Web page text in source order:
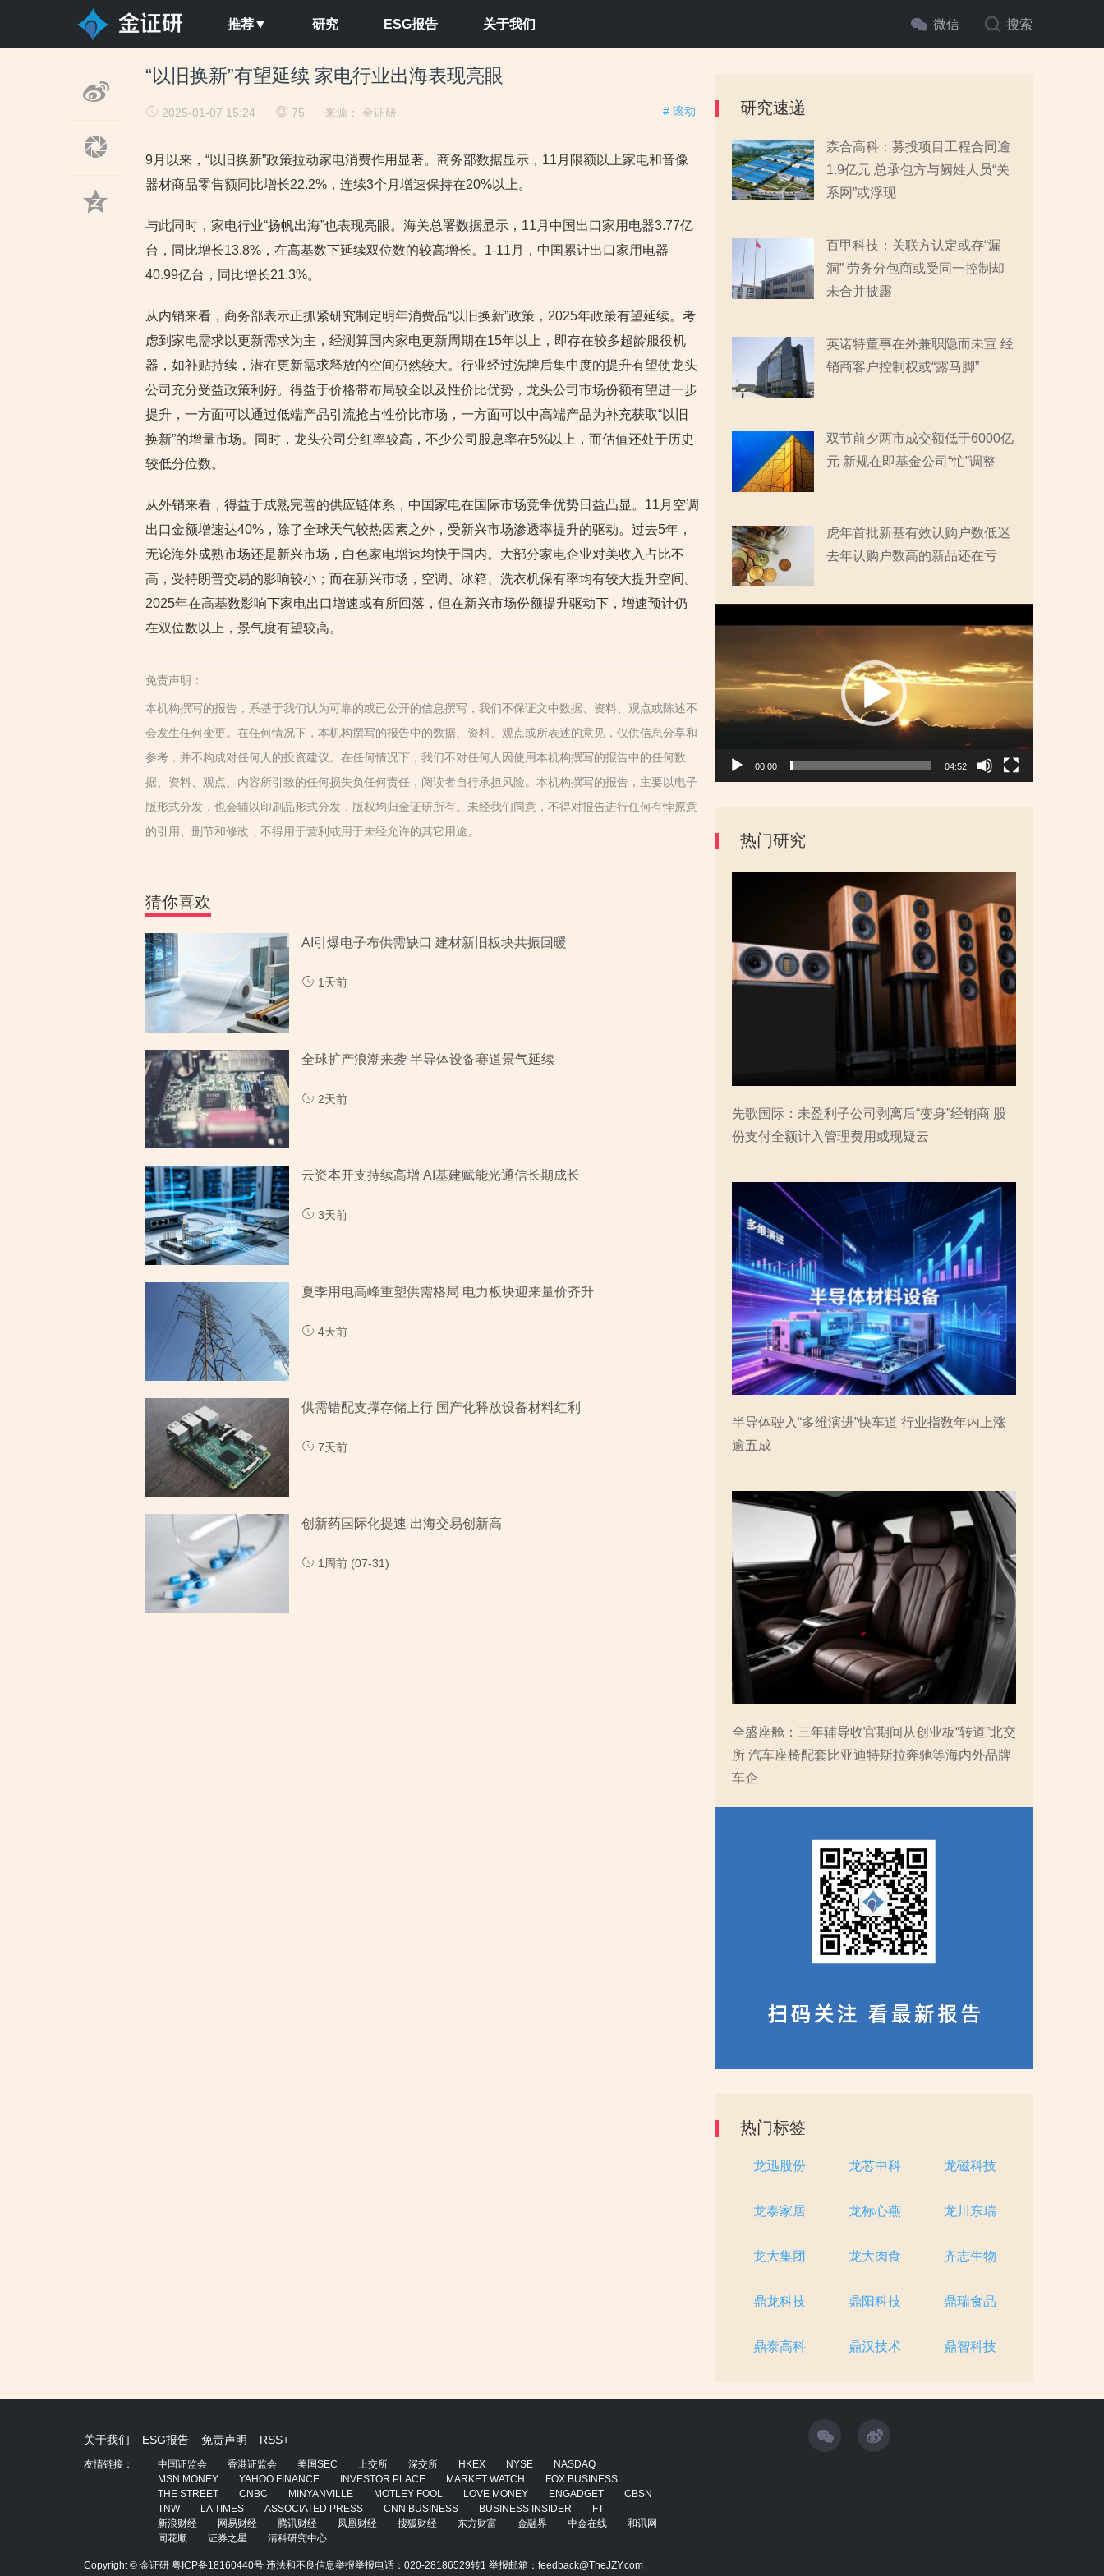
推荐▼ 研究 ESG报告 关于我们 微信 搜索
“以旧换新”有望延续 家电行业出海表现亮眼
# 滚动
2025-01-07 15:24 75 来源： 金证研
9月以来，“以旧换新”政策拉动家电消费作用显著。商务部数据显示，11月限额以上家电和音像
器材商品零售额同比增长22.2%，连续3个月增速保持在20%以上。
与此同时，家电行业“扬帆出海”也表现亮眼。海关总署数据显示，11月中国出口家用电器3.77亿
台，同比增长13.8%，在高基数下延续双位数的较高增长。1-11月，中国累计出口家用电器
40.99亿台，同比增长21.3%。
从内销来看，商务部表示正抓紧研究制定明年消费品“以旧换新”政策，2025年政策有望延续。考
虑到家电需求以更新需求为主，经测算国内家电更新周期在15年以上，即存在较多超龄服役机
器，如补贴持续，潜在更新需求释放的空间仍然较大。行业经过洗牌后集中度的提升有望使龙头
公司充分受益政策利好。得益于价格带布局较全以及性价比优势，龙头公司市场份额有望进一步
提升，一方面可以通过低端产品引流抢占性价比市场，一方面可以中高端产品为补充获取“以旧
换新”的增量市场。同时，龙头公司分红率较高，不少公司股息率在5%以上，而估值还处于历史
较低分位数。
从外销来看，得益于成熟完善的供应链体系，中国家电在国际市场竞争优势日益凸显。11月空调
出口金额增速达40%，除了全球天气较热因素之外，受新兴市场渗透率提升的驱动。过去5年，
无论海外成熟市场还是新兴市场，白色家电增速均快于国内。大部分家电企业对美收入占比不
高，受特朗普交易的影响较小；而在新兴市场，空调、冰箱、洗衣机保有率均有较大提升空间。
2025年在高基数影响下家电出口增速或有所回落，但在新兴市场份额提升驱动下，增速预计仍
在双位数以上，景气度有望较高。
免责声明：
本机构撰写的报告，系基于我们认为可靠的或已公开的信息撰写，我们不保证文中数据、资料、观点或陈述不
会发生任何变更。在任何情况下，本机构撰写的报告中的数据、资料、观点或所表述的意见，仅供信息分享和
参考，并不构成对任何人的投资建议。在任何情况下，我们不对任何人因使用本机构撰写的报告中的任何数
据、资料、观点、内容所引致的任何损失负任何责任，阅读者自行承担风险。本机构撰写的报告，主要以电子
版形式分发，也会辅以印刷品形式分发，版权均归金证研所有。未经我们同意，不得对报告进行任何有悖原意
的引用、删节和修改，不得用于营利或用于未经允许的其它用途。
猜你喜欢
AI引爆电子布供需缺口 建材新旧板块共振回暖
1天前
全球扩产浪潮来袭 半导体设备赛道景气延续
2天前
云资本开支持续高增 AI基建赋能光通信长期成长
3天前
夏季用电高峰重塑供需格局 电力板块迎来量价齐升
4天前
供需错配支撑存储上行 国产化释放设备材料红利
7天前
创新药国际化提速 出海交易创新高
1周前 (07-31)
研究速递
森合高科：募投项目工程合同逾
1.9亿元 总承包方与阙姓人员“关
系网”或浮现
百甲科技：关联方认定或存“漏
洞” 劳务分包商或受同一控制却
未合并披露
英诺特董事在外兼职隐而未宣 经
销商客户控制权或“露马脚”
双节前夕两市成交额低于6000亿
元 新规在即基金公司“忙”调整
虎年首批新基有效认购户数低迷
去年认购户数高的新品还在亏
频
放
器
00:00 04:52
热门研究
先歌国际：未盈利子公司剥离后“变身”经销商 股
份支付全额计入管理费用或现疑云
半导体驶入“多维演进”快车道 行业指数年内上涨
逾五成
全盛座舱：三年辅导收官期间从创业板“转道”北交
所 汽车座椅配套比亚迪特斯拉奔驰等海内外品牌
车企
热门标签
龙迅股份 龙芯中科 龙磁科技
龙泰家居 龙标心燕 龙川东瑞
龙大集团 龙大肉食 齐志生物
鼎龙科技 鼎阳科技 鼎瑞食品
鼎泰高科 鼎汉技术 鼎智科技
关于我们 ESG报告 免责声明 RSS+
友情链接： 中国证监会 香港证监会 美国SEC 上交所 深交所 HKEX NYSE
NASDAQ
MSN MONEY
YAHOO FINANCE INVESTOR PLACE MARKET WATCH
FOX BUSINESS
THE STREET
CNBC MINYANVILLE MOTLEY FOOL LOVE MONEY ENGADGET
CBSN
TNW
LA TIMES ASSOCIATED PRESS CNN BUSINESS BUSINESS INSIDER
FT
新浪财经
网易财经 腾讯财经 凤凰财经 搜狐财经 东方财富 金融界 中金在线
和讯网
同花顺
证券之星 清科研究中心
Copyright © 金证研 粤ICP备18160440号 违法和不良信息举报举报电话：020-28186529转1 举报邮箱：feedback@TheJZY.com